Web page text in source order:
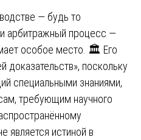
— будь то
арбитражный процесс —
особое место. 🏛️ Его
доказательств», поскольку
специальными знаниями,
требующим научного
является истиной в